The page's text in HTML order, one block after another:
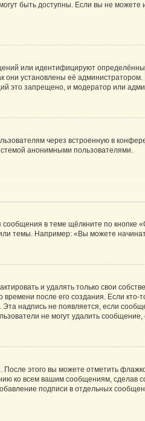
быть доступны. Если вы не
или идентифицируют
установлены её
это запрещено, и модератор или
через встроенную в
анонимными пользователями.
в теме щёлкните по кнопке
темы. Например: «Вы можете
и удалять только свои
времени после его создания. Если
надпись не появляется, если
не могут удалить сообщение,
этого вы можете отметить
ко всем вашим сообщениям, сделав
подписи в отдельных